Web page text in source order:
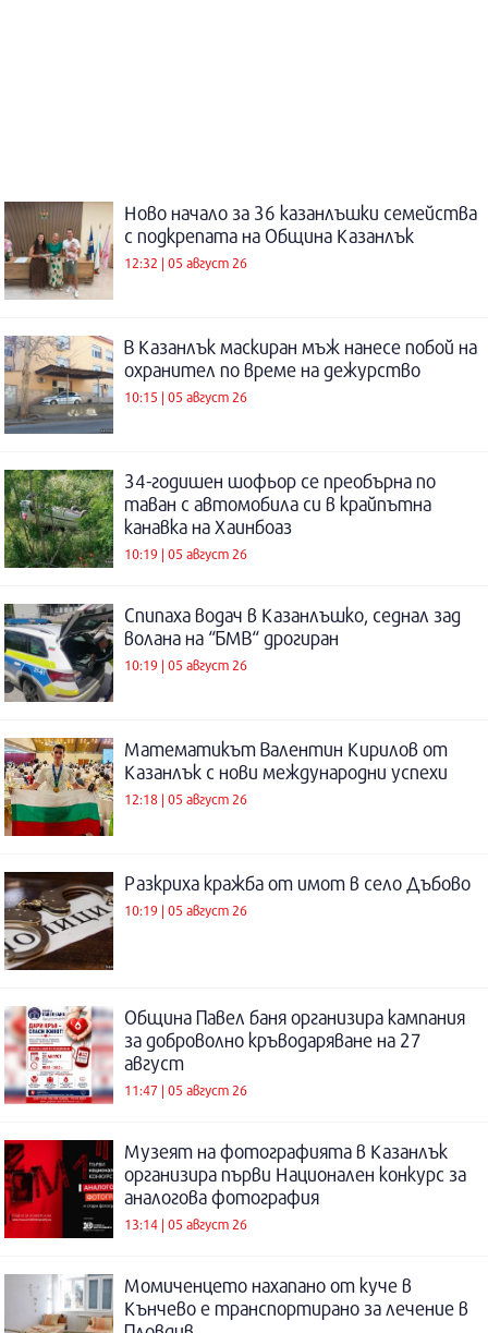
Ново начало за 36 казанлъшки семейства
с подкрепата на Община Казанлък
12:32 | 05 август 26
В Казанлък маскиран мъж нанесе побой на
охранител по време на дежурство
10:15 | 05 август 26
34-годишен шофьор се преобърна по
таван с автомобила си в крайпътна
канавка на Хаинбоаз
10:19 | 05 август 26
Спипаха водач в Казанлъшко, седнал зад
волана на “БМВ“ дрогиран
10:19 | 05 август 26
Математикът Валентин Кирилов от
Казанлък с нови международни успехи
12:18 | 05 август 26
Разкриха кражба от имот в село Дъбово
10:19 | 05 август 26
Община Павел баня организира кампания
за доброволно кръводаряване на 27
август
11:47 | 05 август 26
Музеят на фотографията в Казанлък
организира първи Национален конкурс за
аналогова фотография
13:14 | 05 август 26
Момиченцето нахапано от куче в
Кънчево е транспортирано за лечение в